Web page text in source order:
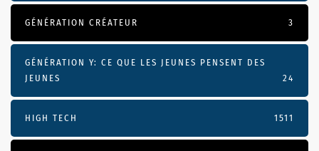
GÉNÉRATION CRÉATEUR 3
GÉNÉRATION Y: CE QUE LES JEUNES PENSENT DES
JEUNES
24
HIGH TECH 1511